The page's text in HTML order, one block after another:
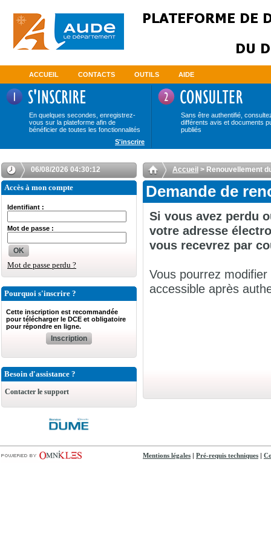
ACCUEIL CONTACTS OUTILS AIDE
En quelques secondes, enregistrez-
vous sur la plateforme afin de
bénéficier de toutes les fonctionnalités
Sans être authentifié,
différents avis et documents
publiés
S'inscrire
06/08/2026 04:30:12
Accès à mon compte
Identifiant :
Mot de passe :
OK
Mot de passe perdu ?
Pourquoi s'inscrire ?
Cette inscription est recommandée
pour télécharger le DCE et obligatoire
pour répondre en ligne.
Inscription
Besoin d'assistance ?
Contacter le support
Accueil > Renouvellement
Demande de
Si vous avez perdu
votre adresse
vous recevrez par
Vous pourrez
accessible après
Mentions légales Pré-requis techniques